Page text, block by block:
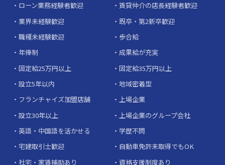
ローン業務経験者歓迎
賃貸仲介の店長経験者歓迎
業界未経験歓迎
既卒・第2新卒歓迎
職種未経験歓迎
歩合給
年俸制
成果給が充実
固定給25万円以上
固定給35万円以上
設立5年以内
地域密着型
フランチャイズ加盟店舗
上場企業
設立30年以上
上場企業のグループ会社
英語・中国語を活かせる
学歴不問
宅建取引士歓迎
自動車免許未取得でもOK
社宅・家賃補助あり
資格支援制度あり